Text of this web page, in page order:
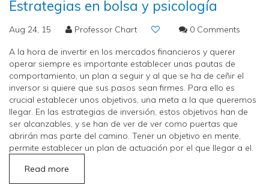
Estrategias en bolsa y psicología
Aug 24, 15 Professor Chart 0 Comments
A la hora de invertir en los mercados financieros y querer
operar siempre es importante establecer unas pautas de
comportamiento, un plan a seguir y al que se ha de ceñir el
inversor si quiere que sus pasos sean firmes. Para ello es
crucial establecer unos objetivos, una meta a la que queremos
llegar. En las estrategias de inversión, estos objetivos han de
ser alcanzables, y se han de ver de ver como puertas que
abrirán mas parte del camino. Tener un objetivo en mente,
permite establecer un plan de actuación por el que llegar a el.
Read more